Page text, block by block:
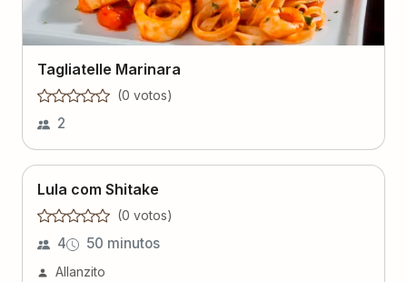
Tagliatelle Marinara
(0 votos)
2
Lula com Shitake
(0 votos)
4 50 minutos
Allanzito